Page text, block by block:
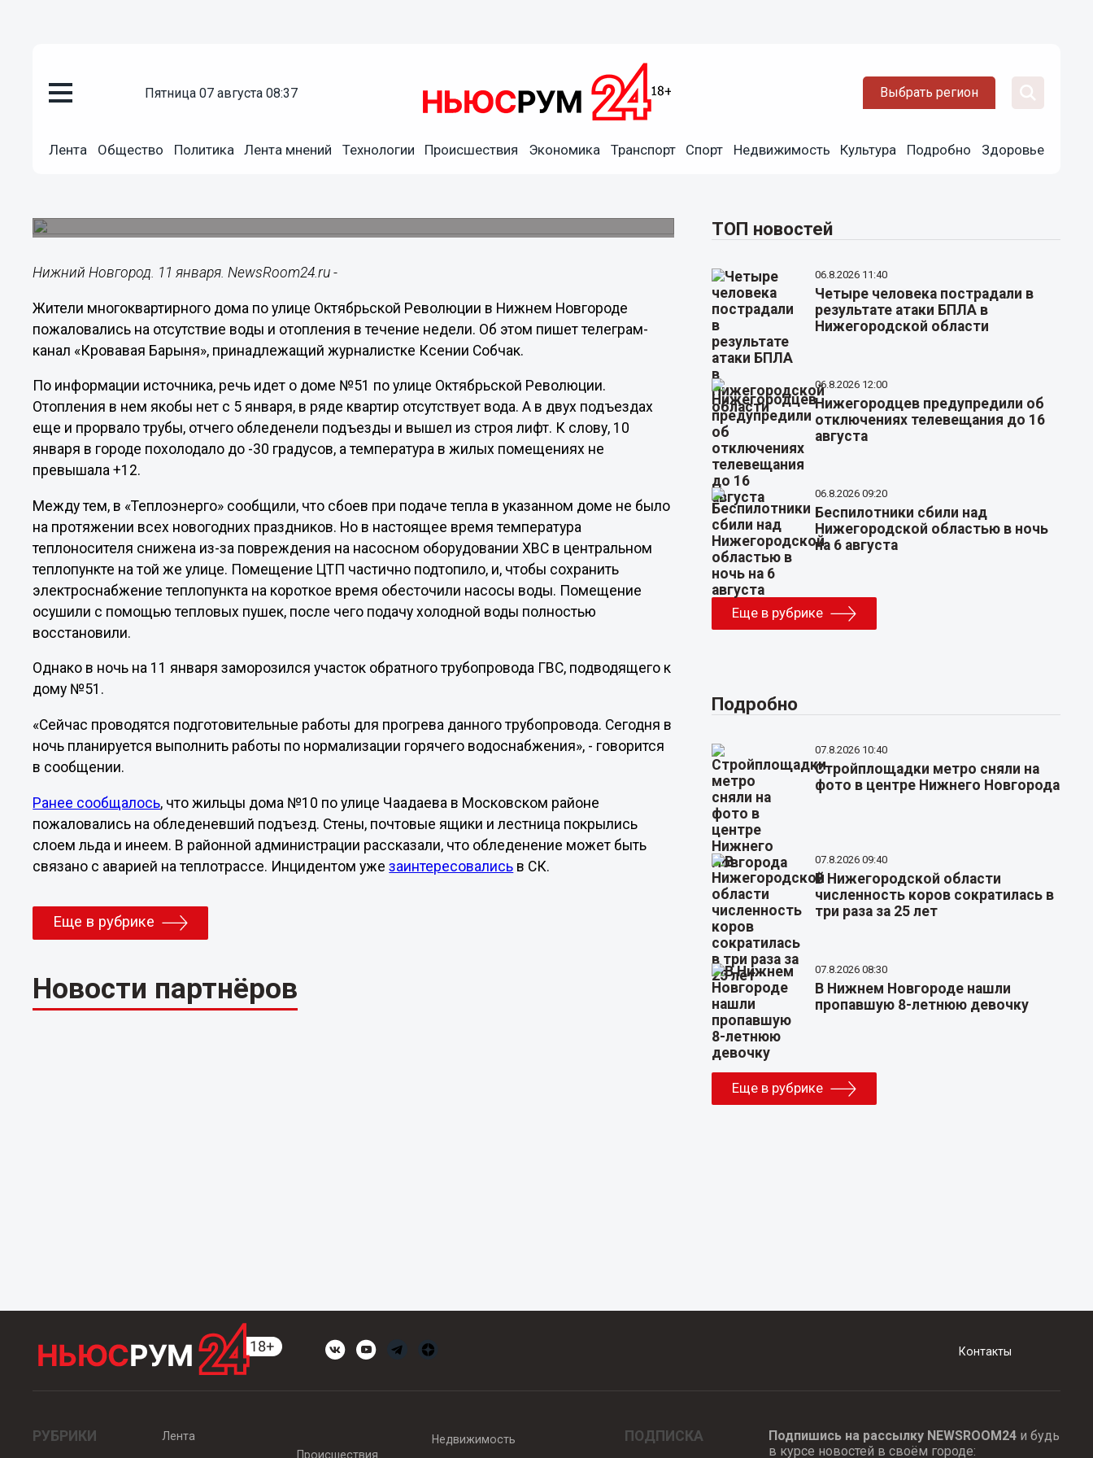
пятница 07 августа 08:37 Выбрать регион
Лента Общество Политика Лента мнений Технологии Происшествия Экономика Транспорт Спорт Недвижимость Культура Подробно Здоровье
Жители дома в Канавине пожаловались Собчак на
Нижний Новгород. 11 января. NewsRoom24.ru -
Жители многоквартирного дома по улице Октябрьской Революции в Нижнем Новгороде
пожаловались на отсутствие воды и отопления в течение недели. Об этом пишет телеграм-
канал «Кровавая Барыня», принадлежащий журналистке Ксении Собчак.
По информации источника, речь идет о доме №51 по улице Октябрьской Революции.
Отопления в нем якобы нет с 5 января, в ряде квартир отсутствует вода. А в двух подъездах
еще и прорвало трубы, отчего обледенели подъезды и вышел из строя лифт. К слову, 10
января в городе похолодало до -30 градусов, а температура в жилых помещениях не
превышала +12.
Между тем, в «Теплоэнерго» сообщили, что сбоев при подаче тепла в указанном доме не было
на протяжении всех новогодних праздников. Но в настоящее время температура
теплоносителя снижена из-за повреждения на насосном оборудовании ХВС в центральном
теплопункте на той же улице. Помещение ЦТП частично подтопило, и, чтобы сохранить
электроснабжение теплопункта на короткое время обесточили насосы воды. Помещение
осушили с помощью тепловых пушек, после чего подачу холодной воды полностью
восстановили.
Однако в ночь на 11 января заморозился участок обратного трубопровода ГВС, подводящего к
дому №51.
«Сейчас проводятся подготовительные работы для прогрева данного трубопровода. Сегодня в
ночь планируется выполнить работы по нормализации горячего водоснабжения», - говорится
в сообщении.
Ранее сообщалось, что жильцы дома №10 по улице Чаадаева в Московском районе
пожаловались на обледеневший подъезд. Стены, почтовые ящики и лестница покрылись
слоем льда и инеем. В районной администрации рассказали, что обледенение может быть
связано с аварией на теплотрассе. Инцидентом ужезаинтересовались в СК.
Еще в рубрике
Новости партнёров
ТОП новостей
06.8.2026 11:40
Четыре человека пострадали в
результате атаки БПЛА в
Нижегородской области
06.8.2026 12:00
Нижегородцев предупредили об
отключениях телевещания до 16
августа
06.8.2026 09:20
Беспилотники сбили над
Нижегородской областью в ночь
на 6 августа
Еще в рубрике
Подробно
07.8.2026 10:40
Стройплощадки метро сняли на
фото в центре Нижнего Новгорода
07.8.2026 09:40
В Нижегородской области
численность коров сократилась в
три раза за 25 лет
07.8.2026 08:30
В Нижнем Новгороде нашли
пропавшую 8-летнюю девочку
Еще в рубрике
Контакты
РУБРИКИ
Лента
Происшествия
Недвижимость ПОДПИСКА Подпишись на рассылку NEWSROOM24и будь
в курсе новостей в своём городе: